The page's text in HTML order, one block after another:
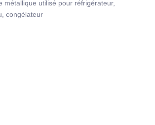
métallique utilisé pour réfrigérateur,
congélateur